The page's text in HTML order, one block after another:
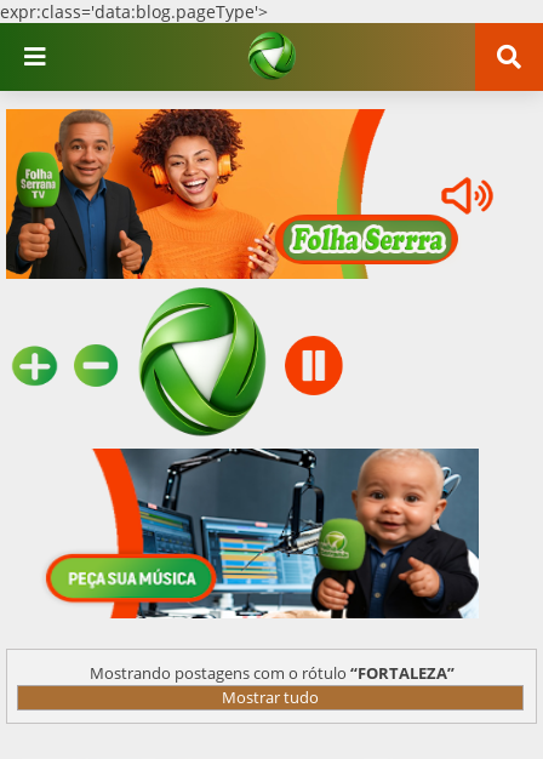
expr:class='data:blog.pageType'>
Mostrando postagens com o rótulo FORTALEZA
Mostrar tudo